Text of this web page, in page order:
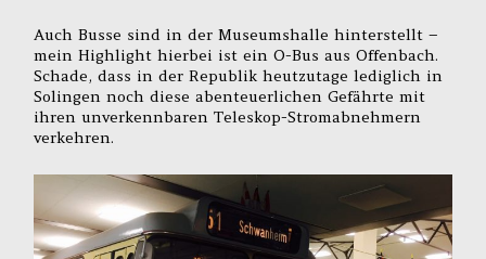
Auch Busse sind in der Museumshalle hinterstellt –
mein Highlight hierbei ist ein O-Bus aus Offenbach.
Schade, dass in der Republik heutzutage lediglich in
Solingen noch diese abenteuerlichen Gefährte mit
ihren unverkennbaren Teleskop-Stromabnehmern
verkehren.